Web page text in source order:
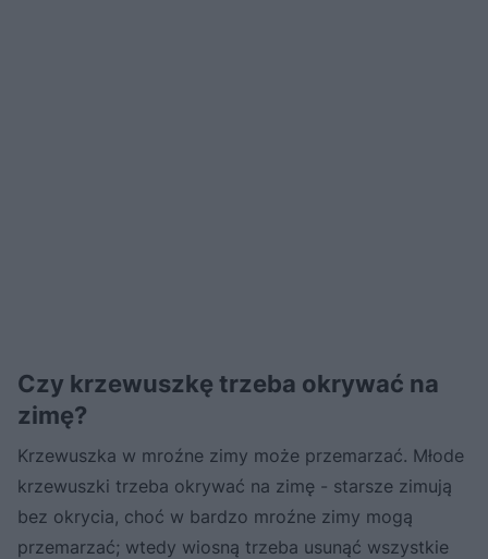
Czy krzewuszkę trzeba okrywać na
zimę?
Krzewuszka w mroźne zimy może przemarzać. Młode
krzewuszki trzeba okrywać na zimę - starsze zimują
bez okrycia, choć w bardzo mroźne zimy mogą
przemarzać; wtedy wiosną trzeba usunąć wszystkie